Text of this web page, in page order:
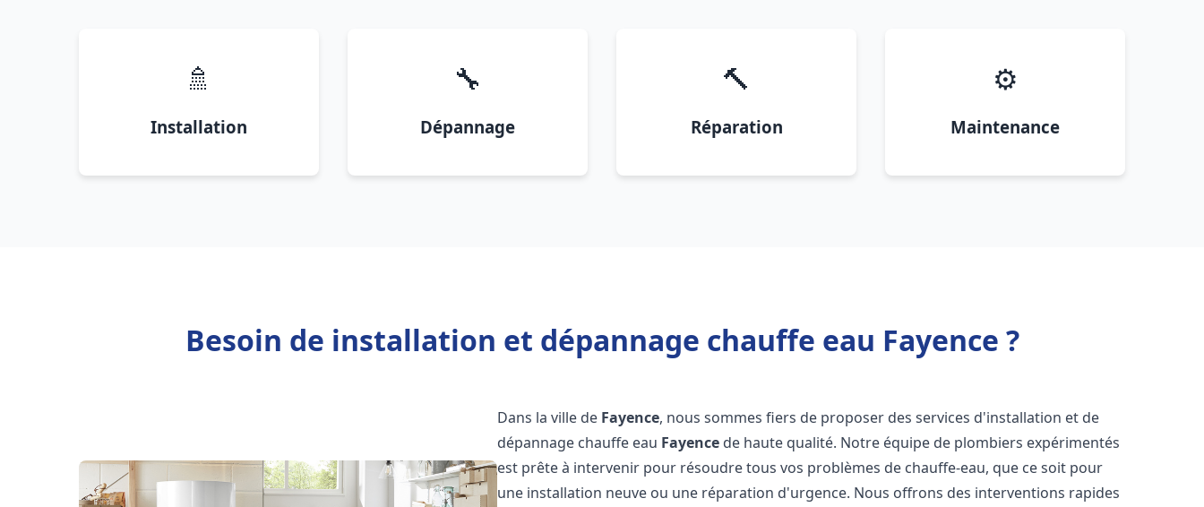
🚿
Installation
🔧
Dépannage
🔨
Réparation
⚙️
Maintenance
Besoin de installation et dépannage chauffe eau Fayence ?
Dans la ville de Fayence, nous sommes fiers de proposer des services d'installation et de
dépannage chauffe eau Fayence de haute qualité. Notre équipe de plombiers expérimentés
est prête à intervenir pour résoudre tous vos problèmes de chauffe-eau, que ce soit pour
une installation neuve ou une réparation d'urgence. Nous offrons des interventions rapides